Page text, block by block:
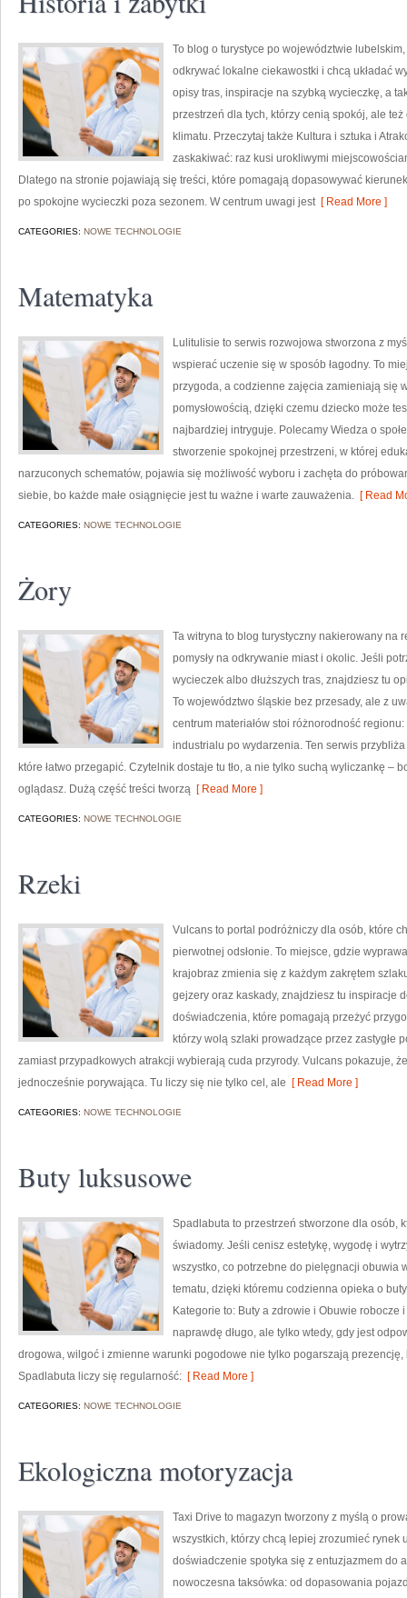
To blog o turystyce po województwie
odkrywać lokalne ciekawostki i chcą układać
opisy tras, inspiracje na szybką wycieczkę, a
przestrzeń dla tych, którzy cenią spokój, ale
klimatu. Przeczytaj także Kultura i sztuka i
zaskakiwać: raz kusi urokliwymi
Dlatego na stronie pojawiają się treści, które pomagają dopasowywać
po spokojne wycieczki poza sezonem. W centrum uwagi jest[ Read More ]
CATEGORIES: NOWE TECHNOLOGIE
Matematyka
Lulitulisie to serwis rozwojowa stworzona z
wspierać uczenie się w sposób łagodny. To
przygoda, a codzienne zajęcia zamieniają się
pomysłowością, dzięki czemu dziecko może
najbardziej intryguje. Polecamy Wiedza o
stworzenie spokojnej przestrzeni, w której
narzuconych schematów, pojawia się możliwość wyboru i zachęta do
siebie, bo każde małe osiągnięcie jest tu ważne i warte zauważenia. [ Read
CATEGORIES: NOWE TECHNOLOGIE
Żory
Ta witryna to blog turystyczny nakierowany na
pomysły na odkrywanie miast i okolic. Jeśli
wycieczek albo dłuższych tras, znajdziesz tu
To województwo śląskie bez przesady, ale z
centrum materiałów stoi różnorodność
industrialu po wydarzenia. Ten serwis
które łatwo przegapić. Czytelnik dostaje tu tło, a nie tylko suchą wyliczankę –
oglądasz. Dużą część treści tworzą [ Read More ]
CATEGORIES: NOWE TECHNOLOGIE
Rzeki
Vulcans to portal podróżniczy dla osób, które
pierwotnej odsłonie. To miejsce, gdzie
krajobraz zmienia się z każdym zakrętem
gejzery oraz kaskady, znajdziesz tu inspiracje
doświadczenia, które pomagają przeżyć
którzy wolą szlaki prowadzące przez zastygłe
zamiast przypadkowych atrakcji wybierają cuda przyrody. Vulcans pokazuje,
jednocześnie porywająca. Tu liczy się nie tylko cel, ale [ Read More ]
CATEGORIES: NOWE TECHNOLOGIE
Buty luksusowe
Spadlabuta to przestrzeń stworzone dla osób,
świadomy. Jeśli cenisz estetykę, wygodę i
wszystko, co potrzebne do pielęgnacji obuwia
tematu, dzięki któremu codzienna opieka o
Kategorie to: Buty a zdrowie i Obuwie
naprawdę długo, ale tylko wtedy, gdy jest
drogowa, wilgoć i zmienne warunki pogodowe nie tylko pogarszają
Spadlabuta liczy się regularność: [ Read More ]
CATEGORIES: NOWE TECHNOLOGIE
Ekologiczna motoryzacja
Taxi Drive to magazyn tworzony z myślą o
wszystkich, którzy chcą lepiej zrozumieć rynek
doświadczenie spotyka się z entuzjazmem do
nowoczesna taksówka: od dopasowania